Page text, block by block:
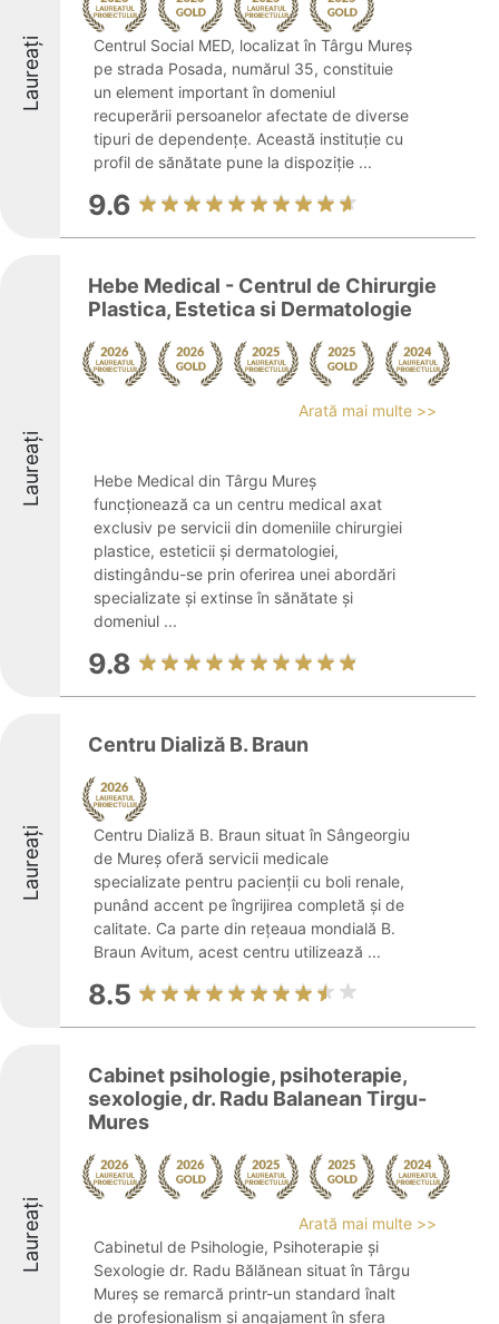
Laureați
Centrul Social MED, localizat în Târgu Mureș
pe strada Posada, numărul 35, constituie
un element important în domeniul
recuperării persoanelor afectate de diverse
tipuri de dependențe. Această instituție cu
profil de sănătate pune la dispoziție ...
9.6
Laureați
Hebe Medical - Centrul de Chirurgie
Plastica, Estetica si Dermatologie
Arată mai multe >>
Hebe Medical din Târgu Mureș
funcționează ca un centru medical axat
exclusiv pe servicii din domeniile chirurgiei
plastice, esteticii și dermatologiei,
distingându-se prin oferirea unei abordări
specializate și extinse în sănătate și
domeniul ...
9.8
Laureați
Centru Dializă B. Braun
Centru Dializă B. Braun situat în Sângeorgiu
de Mureș oferă servicii medicale
specializate pentru pacienții cu boli renale,
punând accent pe îngrijirea completă și de
calitate. Ca parte din rețeaua mondială B.
Braun Avitum, acest centru utilizează ...
8.5
Laureați
Cabinet psihologie, psihoterapie,
sexologie, dr. Radu Balanean Tirgu-
Mures
Arată mai multe >>
Cabinetul de Psihologie, Psihoterapie și
Sexologie dr. Radu Bălănean situat în Târgu
Mureș se remarcă printr-un standard înalt
de profesionalism și angajament în sfera